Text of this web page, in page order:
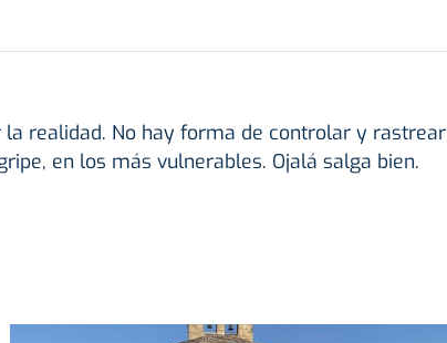
realidad. No hay forma de controlar y rastrear
en los más vulnerables. Ojalá salga bien.